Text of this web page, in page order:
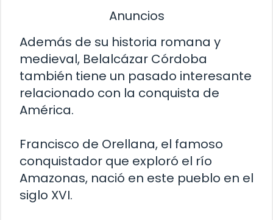
Anuncios
Además de su historia romana y
medieval, Belalcázar Córdoba
también tiene un pasado interesante
relacionado con la conquista de
América.
Francisco de Orellana, el famoso
conquistador que exploró el río
Amazonas, nació en este pueblo en el
siglo XVI.